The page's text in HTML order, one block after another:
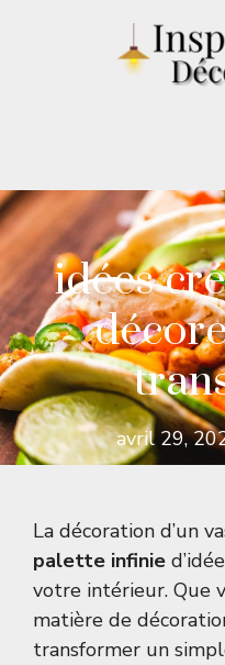
idées
avril 29,
La décoration d’un
palette infinie
votre intérieur. Que
matière de
transformer un